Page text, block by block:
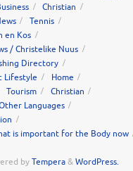
Christian
Tennis
en Kos
/ Christelike Nuus
Directory
Lifestyle
Home
Tourism
Christian
Languages
is important for the Body now
byTempera&WordPress.